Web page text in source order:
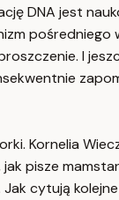
DNA jest
pośredniego
I
Kornelia
jak pisze
Jak cytują